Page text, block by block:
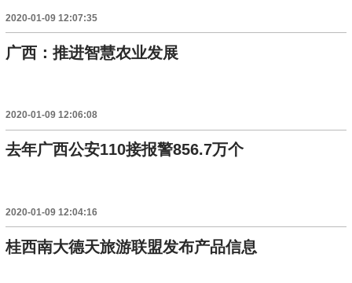
2020-01-09 12:07:35
广西：推进智慧农业发展
2020-01-09 12:06:08
去年广西公安110接报警856.7万个
2020-01-09 12:04:16
桂西南大德天旅游联盟发布产品信息